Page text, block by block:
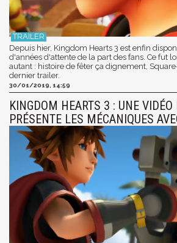
Depuis hier, Kingdom Hearts 3 est enfin
d'années d'attente de la part des fans. Ce fut
autant : histoire de fêter ça dignement,
dernier trailer.
30/01/2019, 14:59
KINGDOM HEARTS 3 : UNE VIDÉO
PRÉSENTE LES MÉCANIQUES